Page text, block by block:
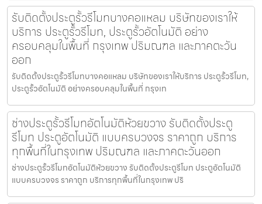
รับติดตั้งประตูรั้วรีโมทบางคอแหลม บริษัทของเราให้
บริการ ประตูรั้วรีโมท, ประตูรั้วอัตโนมัติ อย่าง
ครอบคลุมในพื้นที่ กรุงเทพ ปริมณฑล และภาคตะวัน
ออก
รับติดตั้งประตูรั้วรีโมทบางคอแหลม บริษัทของเราให้บริการ ประตูรั้วรีโมท,
ประตูรั้วอัตโนมัติ อย่างครอบคลุมในพื้นที่ กรุงเท
ช่างประตูรั้วรีโมทอัตโนมัติห้วยขวาง รับติดตั้งประตู
รีโมท ประตูอัตโนมัติ แบบครบวงจร ราคาถูก บริการ
ทุกพื้นที่ในกรุงเทพ ปริมณฑล และภาคตะวันออก
ช่างประตูรั้วรีโมทอัตโนมัติห้วยขวาง รับติดตั้งประตูรีโมท ประตูอัตโนมัติ
แบบครบวงจร ราคาถูก บริการทุกพื้นที่ในกรุงเทพ ปริ